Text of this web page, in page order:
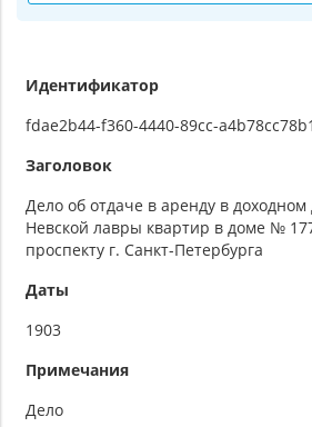
Идентификатор
fdae2b44-f360-4440-89cc-
Заголовок
Дело об отдаче в аренду в
Невской лавры квартир в доме №
проспекту г. Санкт-Петербурга
Даты
1903
Примечания
Дело